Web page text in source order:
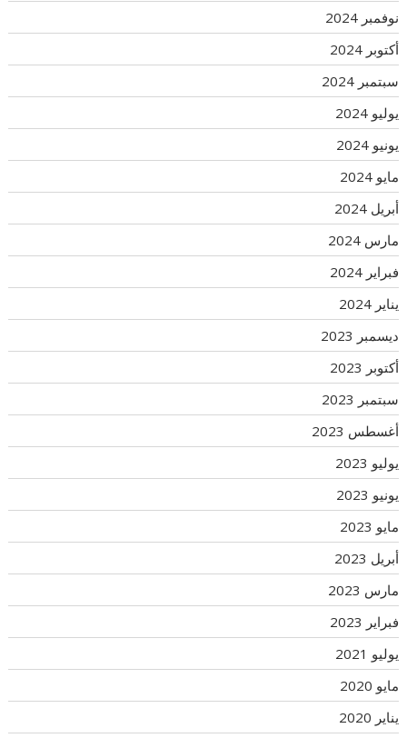
نوفمبر 2024
أكتوبر 2024
سبتمبر 2024
يوليو 2024
يونيو 2024
مايو 2024
أبريل 2024
مارس 2024
فبراير 2024
يناير 2024
ديسمبر 2023
أكتوبر 2023
سبتمبر 2023
أغسطس 2023
يوليو 2023
يونيو 2023
مايو 2023
أبريل 2023
مارس 2023
فبراير 2023
يوليو 2021
مايو 2020
يناير 2020